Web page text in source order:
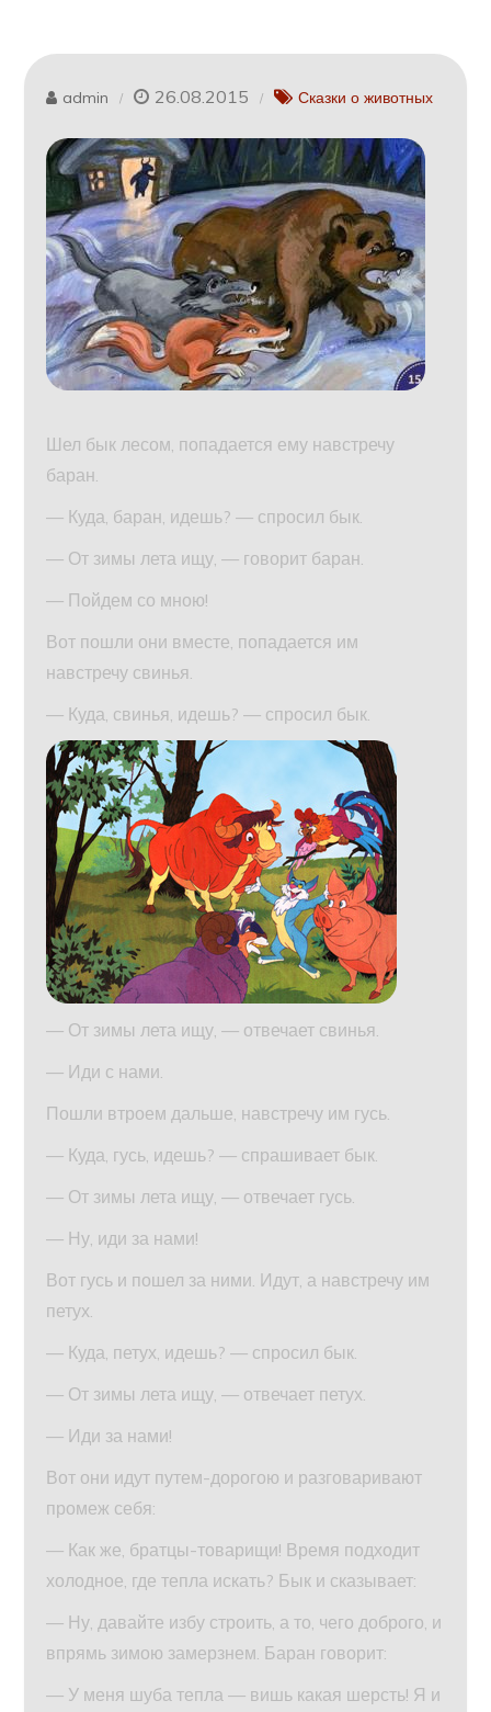
admin 26.08.2015 Сказки о животных
Шел бык лесом, попадается ему навстречу
баран.
— Куда, баран, идешь? — спросил бык.
— От зимы лета ищу, — говорит баран.
— Пойдем со мною!
Вот пошли они вместе, попадается им
навстречу свинья.
— Куда, свинья, идешь? — спросил бык.
— От зимы лета ищу, — отвечает свинья.
— Иди с нами.
Пошли втроем дальше, навстречу им гусь.
— Куда, гусь, идешь? — спрашивает бык.
— От зимы лета ищу, — отвечает гусь.
— Ну, иди за нами!
Вот гусь и пошел за ними. Идут, а навстречу им
петух.
— Куда, петух, идешь? — спросил бык.
— От зимы лета ищу, — отвечает петух.
— Иди за нами!
Вот они идут путем-дорогою и разговаривают
промеж себя:
— Как же, братцы-товарищи! Время подходит
холодное, где тепла искать? Бык и сказывает:
— Ну, давайте избу строить, а то, чего доброго, и
впрямь зимою замерзнем. Баран говорит:
— У меня шуба тепла — вишь какая шерсть! Я и